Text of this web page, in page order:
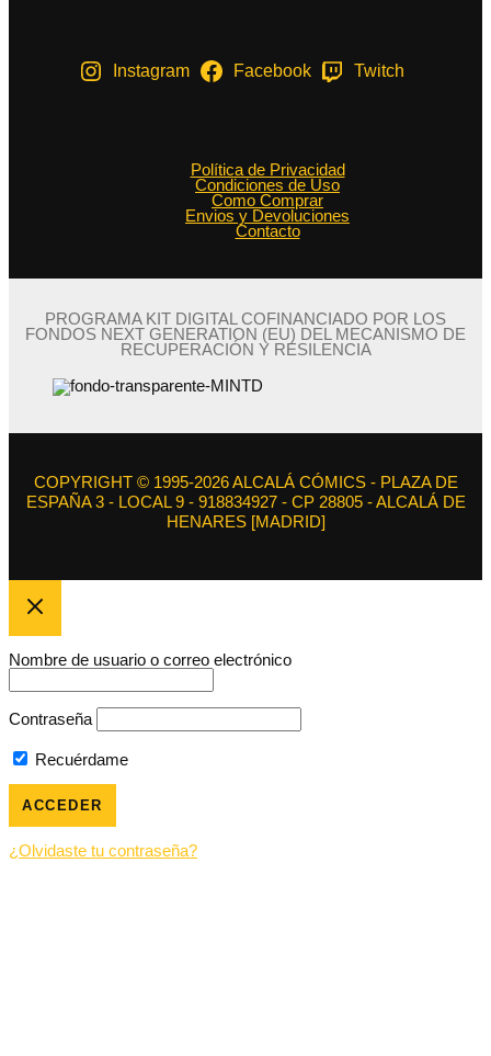
Instagram Facebook Twitch
Política de Privacidad
Condiciones de Uso
Como Comprar
Envios y Devoluciones
Contacto
PROGRAMA KIT DIGITAL COFINANCIADO POR LOS
FONDOS NEXT GENERATION (EU) DEL MECANISMO DE
RECUPERACIÓN Y RESILENCIA
COPYRIGHT © 1995-2026 ALCALÁ CÓMICS - PLAZA DE
ESPAÑA 3 - LOCAL 9 - 918834927 - CP 28805 - ALCALÁ DE
HENARES [MADRID]
Nombre de usuario o correo electrónico
Contraseña
Recuérdame
¿Olvidaste tu contraseña?